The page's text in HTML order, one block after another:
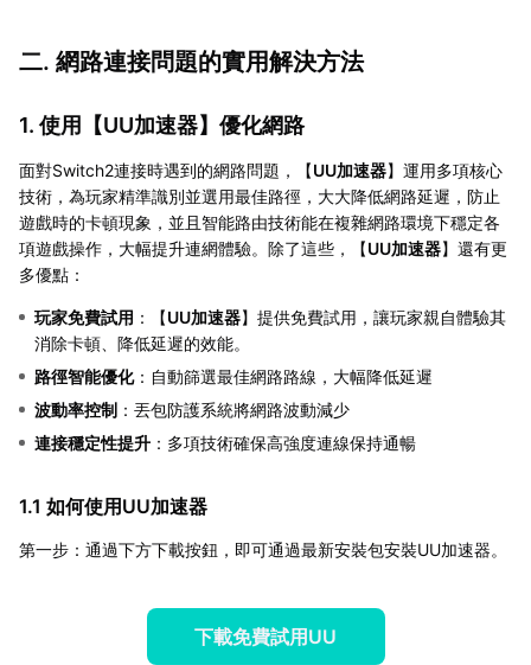
二. 網路連接問題的實用解決方法
1. 使用【UU加速器】優化網路
面對Switch2連接時遇到的網路問題，【UU加速器】運用多項核心
技術，為玩家精準識別並選用最佳路徑，大大降低網路延遲，防止
遊戲時的卡頓現象，並且智能路由技術能在複雜網路環境下穩定各
項遊戲操作，大幅提升連網體驗。除了這些，【UU加速器】還有更
多優點：
玩家免費試用 ：【UU加速器】提供免費試用，讓玩家親自體驗其
消除卡頓、降低延遲的效能。
路徑智能優化：自動篩選最佳網路路線，大幅降低延遲
波動率控制 ：丟包防護系統將網路波動減少
連接穩定性提升 ：多項技術確保高強度連線保持通暢
1.1 如何使用UU加速器
第一步：通過下方下載按鈕，即可通過最新安裝包安裝UU加速器。
下載免費試用UU